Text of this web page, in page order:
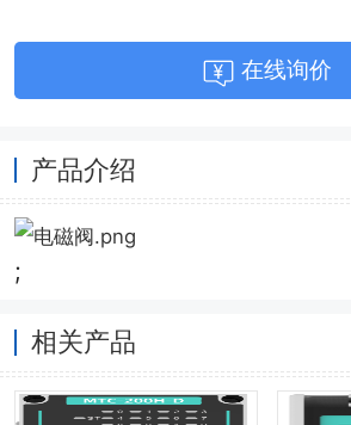
在线询价
产品介绍
;
相关产品